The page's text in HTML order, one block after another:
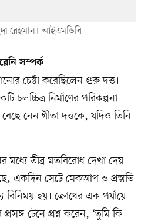
রেহমান। আইএমডিবি
সম্পর্ক
চেষ্টা করেছিলেন গুরু দত্ত।
চলচ্চিত্র নির্মাণের পরিকল্পনা
নেন গীতা দত্তকে, যদিও তিনি
তীব্র মতবিরোধ দেখা দেয়।
একদিন সেটে মেকআপ ও প্রস্তুতি
বিনিময় হয়। ক্রোধের এক পর্যায়ে
টেনে প্রশ্ন করেন, ‘তুমি কি